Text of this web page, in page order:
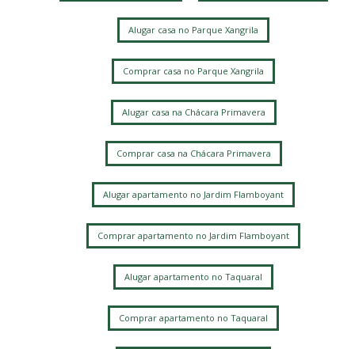
Taquaral
Parque Xangrilá
Jardim Bom Retiro
Jardim Santa Genebra
Alugar casa no Parque Xangrila
Comprar casa no Parque Xangrila
Alugar casa na Chácara Primavera
Comprar casa na Chácara Primavera
Alugar apartamento no Jardim Flamboyant
Comprar apartamento no Jardim Flamboyant
Alugar apartamento no Taquaral
Comprar apartamento no Taquaral